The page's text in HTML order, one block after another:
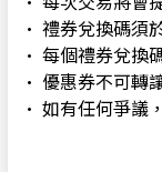
• 禮券兌換碼須
• 每個禮券兌換
• 優惠券不可轉
• 如有任何爭議